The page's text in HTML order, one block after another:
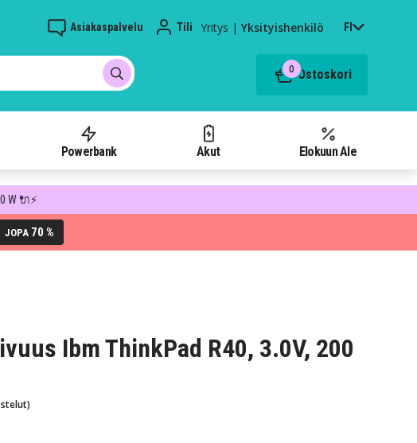
Asiakaspalvelu Tili Yritys | Yksityishenkilö FI
0 Ostoskori
Powerbank Akut Elokuun Ale
W 🔌⚡
JOPA 70 %
Ibm ThinkPad R40, 3.0V, 200